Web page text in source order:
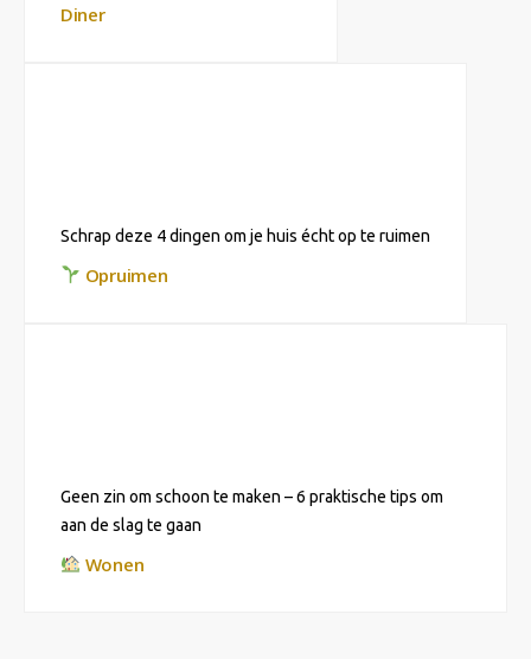
Diner
Schrap deze 4 dingen om je huis écht op te ruimen
Opruimen
Geen zin om schoon te maken – 6 praktische tips om
aan de slag te gaan
Wonen